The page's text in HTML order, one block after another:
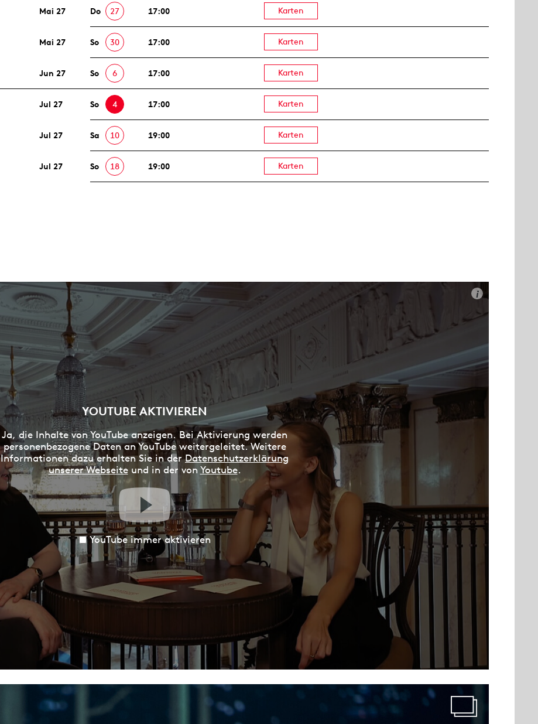
Mai 27 Do 27 17:00 Karten
Mai 27 So 30 17:00 Karten
Jun 27 So 6 17:00 Karten
Jul 27 So 4 17:00 Karten
Jul 27 Sa 10 19:00 Karten
Jul 27 So 18 19:00 Karten
YOUTUBE AKTIVIEREN
Ja, die Inhalte von YouTube anzeigen. Bei Aktivierung werden
personenbezogene Daten an YouTube weitergeleitet. Weitere
Informationen dazu erhalten Sie in derDatenschutzerklärung
unserer Webseiteund in der von Youtube.
i
YouTube immer aktivieren